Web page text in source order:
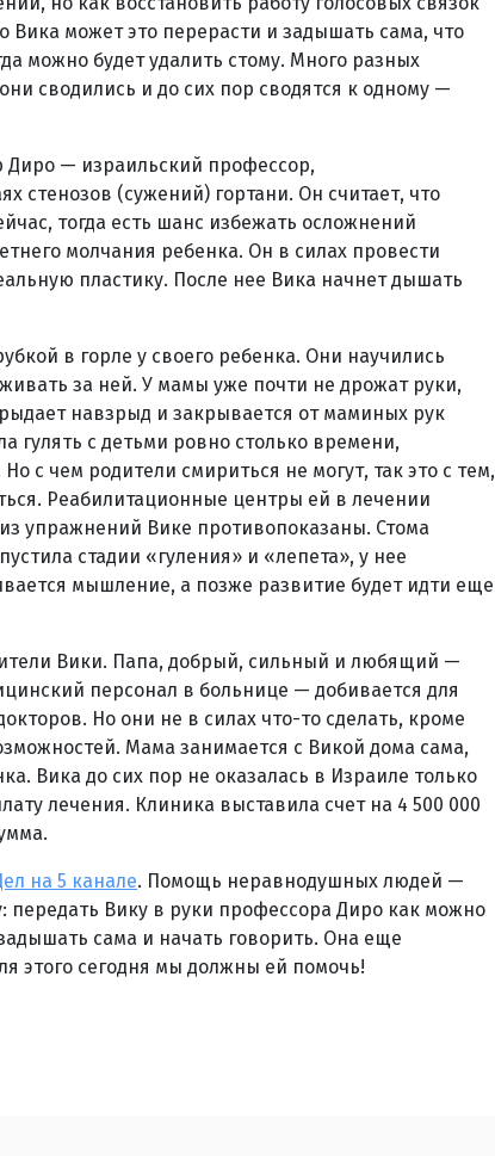
Вика может это перерасти и задышать сама, что
можно будет удалить стому. Много разных
сводились и до сих пор сводятся к одному —
Диро — израильский профессор,
стенозов (сужений) гортани. Он считает, что
тогда есть шанс избежать осложнений
молчания ребенка. Он в силах провести
пластику. После нее Вика начнет дышать
в горле у своего ребенка. Они научились
за ней. У мамы уже почти не дрожат руки,
навзрыд и закрывается от маминых рук
гулять с детьми ровно столько времени,
с чем родители смириться не могут, так это с тем,
Реабилитационные центры ей в лечении
упражнений Вике противопоказаны. Стома
стадии «гуления» и «лепета», у нее
мышление, а позже развитие будет идти еще
Вики. Папа, добрый, сильный и любящий —
персонал в больнице — добивается для
Но они не в силах что-то сделать, кроме
Мама занимается с Викой дома сама,
Вика до сих пор не оказалась в Израиле только
лечения. Клиника выставила счет на 4 500 000
на 5 канале. Помощь неравнодушных людей —
передать Вику в руки профессора Диро как можно
сама и начать говорить. Она еще
этого сегодня мы должны ей помочь!